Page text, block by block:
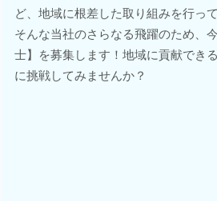
ど、地域に根差した取り組みを行って
そんな当社のさらなる飛躍のため、
士】を募集します！地域に貢献でき
に挑戦してみませんか？